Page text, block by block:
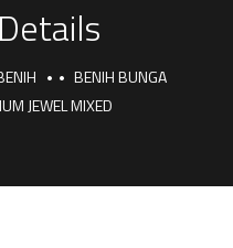
BENIH BUNGA
JEWEL MIXED